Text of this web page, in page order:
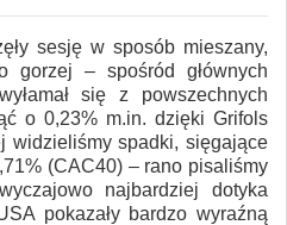
sesję w sposób mieszany,
gorzej – spośród głównych
się z powszechnych
o 0,23% m.in. dzięki Grifols
widzieliśmy spadki, sięgające
(CAC40) – rano pisaliśmy
najbardziej dotyka
pokazały bardzo wyraźną